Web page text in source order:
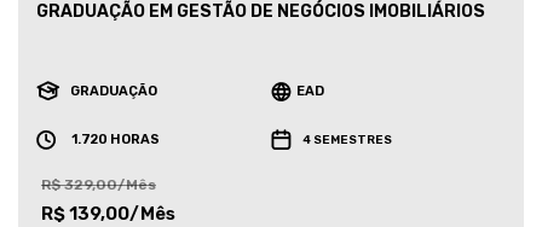
GRADUAÇÃO EM GESTÃO DE NEGÓCIOS IMOBILIÁRIOS
GRADUAÇÃO EAD
1.720 HORAS 4 SEMESTRES
R$ 329,00/Mês
R$ 139,00/Mês